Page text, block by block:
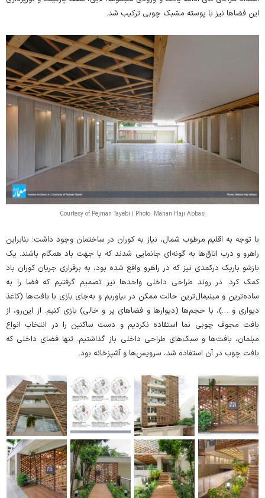
این فضاها نیز با پوسته مشبک چوبی ترکیب شد.
Courtesy of Pejman Tayebi | Photo: Mahan Haji Abbasi
با توجه به اقلیم مرطوب شمال، نیاز به کوران در ساختمان وجود داشت؛ بنابراین
راهرو و درب اتاق‌ها به گونه‌ای جانمایی شدند که با جهت باد همگام باشند. یک
بازشو باریک درکمدی نیز که در راهرو واقع شده بود، به برقراری جریان کوران باد
کمک کرد. در روند طراحی داخلی واحدها نیز تصمیم گرفتیم که فضا را به
ساده‌ترین و مینیمال‌ترین حالت ممکن در بیاوریم و به‌جای بازی با بافت‌ها (کاغذ
دیواری و …)، با حجم‌ها (دیوارها و فضاهای پر و خالی) بازی کنیم. از این‌رو، از
بافت مجوف چوبی نما استفاده نکردیم و دست ساکنین را در انتخاب انواع
مبلمان، بافت‌ها و سبک‌های طراحی داخلی باز گذاشتیم. تنها فضای داخلی که
بافت چوب در آن استفاده شد، سرویس‌ها و آشپزخانه بود.